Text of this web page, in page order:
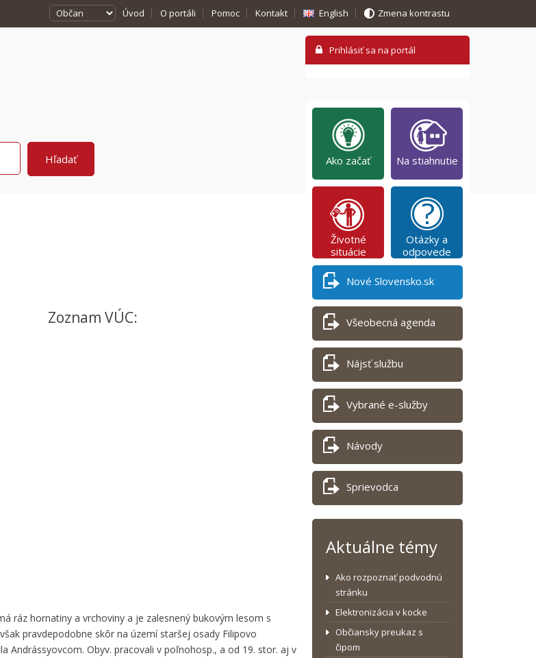
Úvod O portáli Pomoc Kontakt English Zmena kontrastu
Zoznam VÚC:
ráz hornatiny a vrchoviny a je zalesnený bukovým lesom s
pravdepodobne skôr na území staršej osady Filipovo
Andrássyovcom. Obyv. pracovali v poľnohosp., a od 19. stor. aj v
Ako začať Na stiahnutie
Životné
situácie
Otázky a
odpovede
Nové Slovensko.sk
Všeobecná agenda
Nájsť službu
Vybrané e-služby
Návody
Sprievodca
Aktuálne témy
Ako rozpoznať podvodnú
stránku
Elektronizácia v kocke
Občiansky preukaz s
čipom